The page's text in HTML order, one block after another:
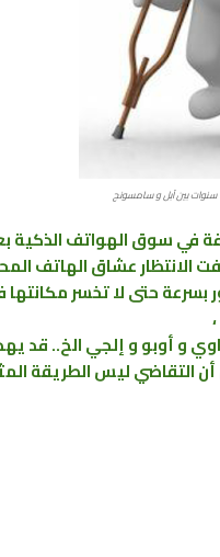
2007 واحدثت نقلة عملاقة في سوق
الانتظار عشاق الهاتف
حتى لا تخسر
و أوبو و إلجي الخ.. قد
التقاضي ليس الطريقة